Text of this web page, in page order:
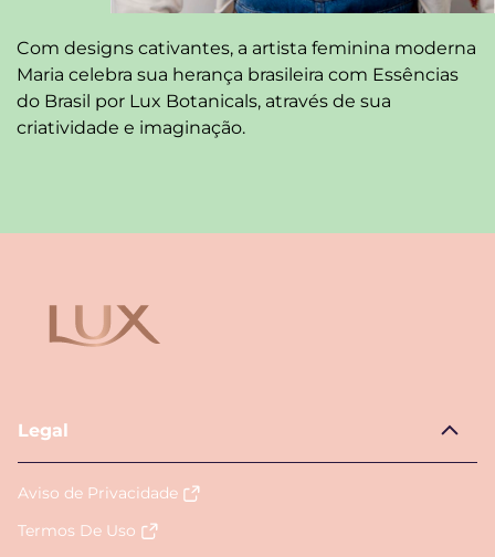
Com designs cativantes, a artista feminina moderna
Maria celebra sua herança brasileira com Essências
do Brasil por Lux Botanicals, através de sua
criatividade e imaginação.
Legal
Aviso de Privacidade
Termos De Uso